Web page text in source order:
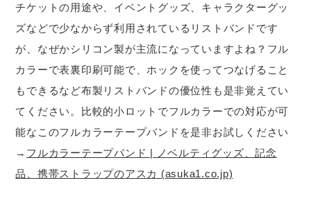
チケットの用途や、イベントグッズ、キャラクターグッ
ズなどで少なからず利用されているリストバンドです
が、なぜかシリコン製が主流になっていますよね？フル
カラーで表裏印刷可能で、ホックを使ってつなげること
もできるなど布製リストバンドの優位性も是非覚えてい
てください。比較的小ロットでフルカラーでの対応が可
能なこのフルカラーテープバンドを是非お試しください
→ フルカラーテープバンド | ノベルティグッズ、記念
品、携帯ストラップのアスカ (asuka1.co.jp)